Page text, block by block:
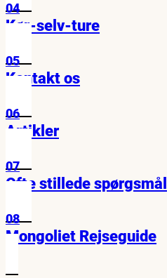
04
Kør-selv-ture
05
Kontakt os
06
Artikler
07
Ofte stillede spørgsmål
08
Mongoliet Rejseguide